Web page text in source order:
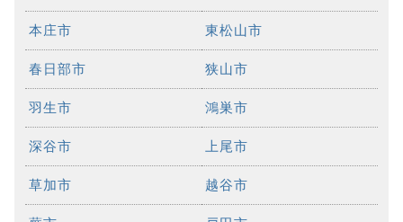
本庄市 東松山市
春日部市 狭山市
羽生市 鴻巣市
深谷市 上尾市
草加市 越谷市